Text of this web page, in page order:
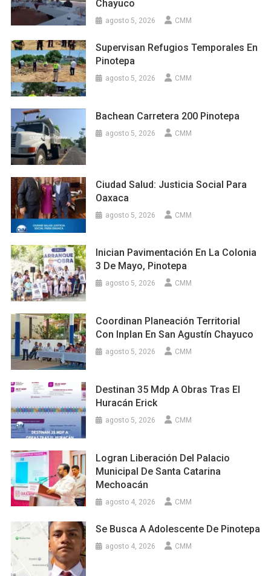
Chayuco
agosto 5, 2026 CMM
Supervisan Refugios Temporales En
Pinotepa
agosto 5, 2026 CMM
Bachean Carretera 200 Pinotepa
agosto 5, 2026 CMM
Ciudad Salud: Justicia Social Para
Oaxaca
agosto 5, 2026 CMM
Inician Pavimentación En La Colonia
3 De Mayo, Pinotepa
agosto 5, 2026 CMM
Coordinan Planeación Territorial
Con Inplan En San Agustín Chayuco
agosto 5, 2026 CMM
Destinan 35 Mdp A Obras Tras El
Huracán Erick
agosto 5, 2026 CMM
Logran Liberación Del Palacio
Municipal De Santa Catarina
Mechoacán
agosto 4, 2026 CMM
Se Busca A Adolescente De Pinotepa
agosto 4, 2026 CMM